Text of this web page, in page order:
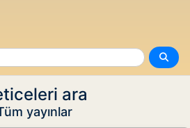
ara
yayınlar